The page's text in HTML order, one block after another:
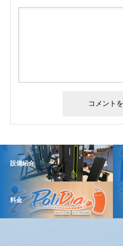
設備紹介
料金